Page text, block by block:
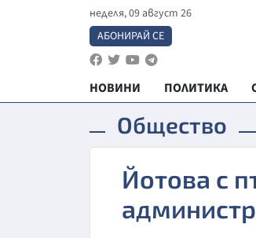
неделя, 09 август 26
АБОНИРАЙ СЕ
НОВИНИ ПОЛИТИКА
Общество
Йотова с